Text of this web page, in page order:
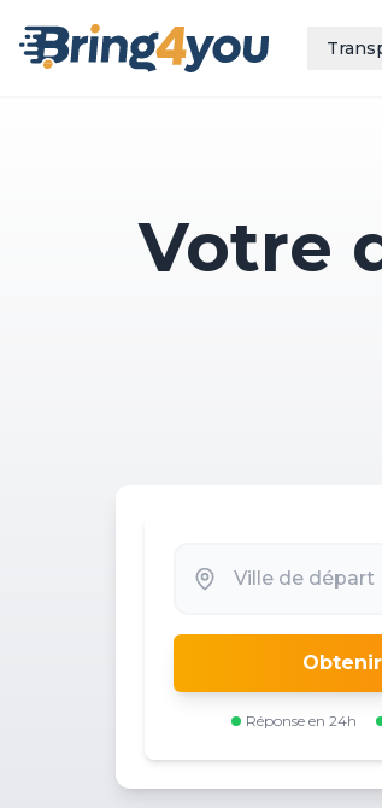
Votre
Réponse en 24h